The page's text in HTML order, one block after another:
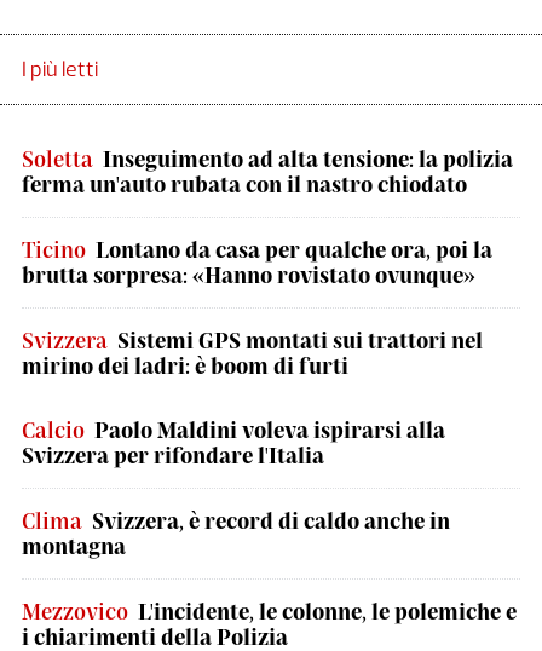
I più letti
Soletta Inseguimento ad alta tensione: la polizia
ferma un'auto rubata con il nastro chiodato
Ticino Lontano da casa per qualche ora, poi la
brutta sorpresa: «Hanno rovistato ovunque»
Svizzera Sistemi GPS montati sui trattori nel
mirino dei ladri: è boom di furti
Calcio Paolo Maldini voleva ispirarsi alla
Svizzera per rifondare l'Italia
Clima Svizzera, è record di caldo anche in
montagna
Mezzovico L'incidente, le colonne, le polemiche e
i chiarimenti della Polizia